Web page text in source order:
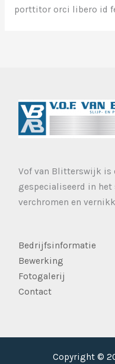
porttitor orci libero id
Vof van Blitterswijk is
gespecialiseerd in
verchromen en
Bedrijfsinformatie
Bewerking
Fotogalerij
Contact
Copyright ©